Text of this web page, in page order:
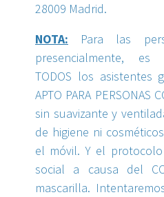
28009 Madrid.
NOTA: Para las
presencialmente, es
TODOS los asistentes
APTO PARA PERSONAS
sin suavizante y
de higiene ni
el móvil. Y el
social a causa del
mascarilla.